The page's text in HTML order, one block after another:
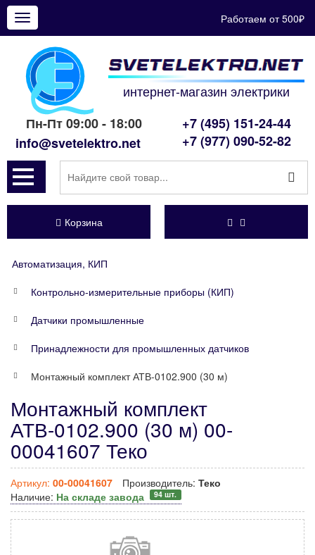
Показать
меню
Работаем от 500₽
интернет-магазин электрики
Пн-Пт 09:00 - 18:00
info@svetelektro.net
+7 (495) 151-24-44
+7 (977) 090-52-82
Корзина
Автоматизация, КИП
Контрольно-измерительные приборы (КИП)
Датчики промышленные
Принадлежности для промышленных датчиков
Монтажный комплект АТВ-0102.900 (30 м)
Монтажный комплект
АТВ-0102.900 (30 м) 00-
00041607 Теко
Артикул: 00-00041607 Производитель: Теко
Наличие: На складе завода 94 шт.